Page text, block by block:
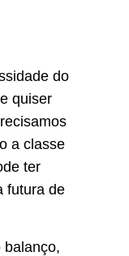
do
quiser
amos
a classe
ter
futura de
balanço,